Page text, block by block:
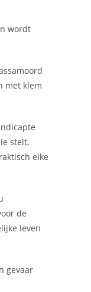
wordt
met klem
stelt,
elke
de
leven
gevaar